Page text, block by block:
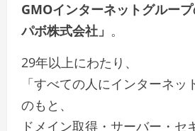
GMOインターネットグルー
パボ株式会社」 。
29年以上にわたり、
「すべての人にインターネッ
のもと、
ドメイン取得・サーバー・セ